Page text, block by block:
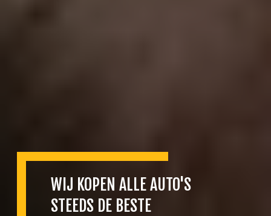
WIJ KOPEN ALLE AUTO'S
STEEDS DE BESTE